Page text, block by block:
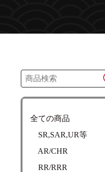
全ての商品
SR,SAR,UR等
AR/CHR
RR/RRR